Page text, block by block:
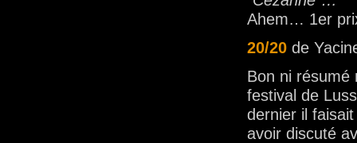
Ahem… 1er
20/20 de
Bon ni résumé
festival de
dernier il
avoir discuté